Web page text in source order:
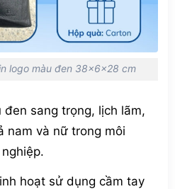
logo màu đen 38x6x28 cm
đen sang trọng, lịch lãm,
nam và nữ trong môi
hoạt sử dụng cầm tay